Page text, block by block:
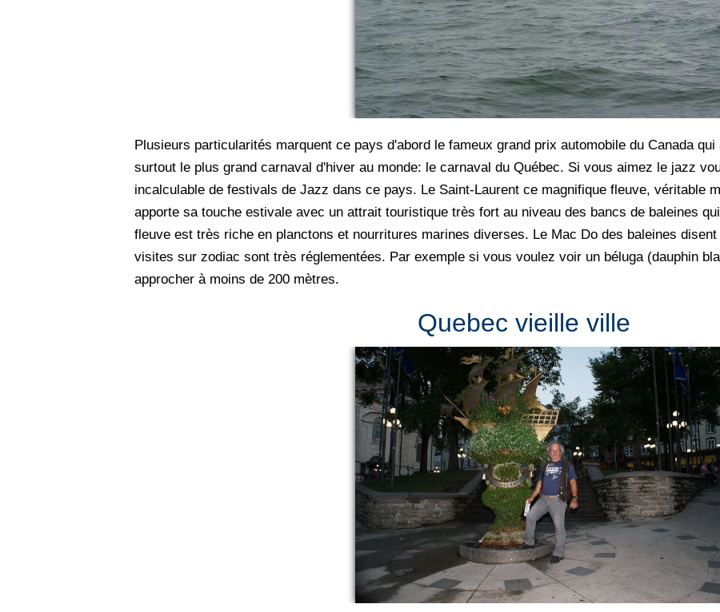
Plusieurs particularités marquent ce pays d'abord le fameux grand prix automobile du Canada
surtout le plus grand carnaval d'hiver au monde: le carnaval du Québec. Si vous aimez le jazz
incalculable de festivals de Jazz dans ce pays. Le Saint-Laurent ce magnifique fleuve, véritable
apporte sa touche estivale avec un attrait touristique très fort au niveau des bancs de baleines
fleuve est très riche en planctons et nourritures marines diverses. Le Mac Do des baleines
visites sur zodiac sont très réglementées. Par exemple si vous voulez voir un béluga (dauphin
approcher à moins de 200 mètres.
Quebec vieille ville